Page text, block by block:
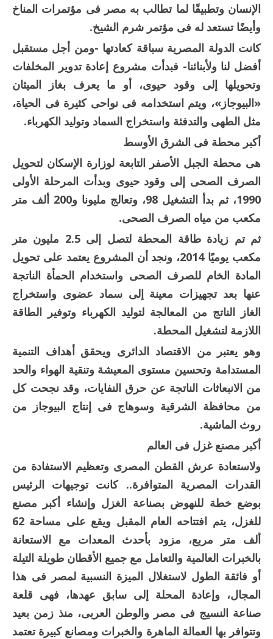
الإنسان وتطبيقًا لما تطالب به مصر فى مؤتمرات المناخ
وأيضًا تستعد له فى مؤتمر شرم الشيخ.
كانت الدولة المصرية سباقة كعادتها -ومن أجل مستقبل
أفضل لنا ولأبنائنا- فبدأت مشروع إعادة تدوير المخلفات
وتحويلها إلى وقود حيوى، أو ما يعرف بغاز الميثان
«البيوجاز»، ويتم استخدامه فى نواحى كثيرة فى الحياة،
مثل الطهى والتدفئة واستخراج السماد وتوليد الكهرباء.
أكبر محطة فى الشرق الأوسط
هى محطة الجبل الأصفر التابعة لوزارة الإسكان لتحويل
الصرف الصحى إلى وقود حيوى وبدأت المرحلة الأولى
1990، ثم بدأ التشغيل 98، وتعالج مليونا و200 ألف متر
مكعب من مياه الصرف الصحى.
ثم تم زيادة طاقة المحطة لتصل إلى 2.5 مليون متر
مكعب يوميًا 2014، ونجد أن المشروع يعتمد على تحويل
المادة الخام للصرف الصحى واستخدام الحمأة الناتجة
عنها بعد تجهيزات معينة إلى سماد عضوى واستخراج
الغاز الناتج من المعالجة لتوليد الكهرباء وتوفير الطاقة
اللازمة لتشغيل المحطة.
وهو يعتبر من الاقتصاد الدائرى ويحقق أهداف التنمية
المستدامة وتحسين مستوى المعيشة وتنقية الهواء والحد
من الانبعاثات الناتجة عن حرق النفايات، وقد نجحت كل
من محافظة الشرقية وسوهاج فى إنتاج البيوجاز من
روث الماشية.
أكبر مصنع غزل فى العالم
ولاستعادة عرش القطن المصرى وتعظيم الاستفادة من
القدرات المصرية المتوافرة.. كانت توجيهات الرئيس
بوضع خطة للنهوض بصناعة الغزل وإنشاء أكبر مصنع
للغزل، يتم افتتاحه العام المقبل ويقع على مساحة 62
ألف متر مربع، مزود بأحدث المعدات مع الاستعانة
بالخبرات العالمية والتعامل مع جميع الأقطان طويلة التيلة
أو فائقة الطول لاستغلال الميزة النسبية لمصر فى هذا
المجال، وإعادة المحلة إلى سابق عهدها، فهى قلعة
صناعة النسيج فى مصر والوطن العربى، منذ زمن بعيد
وتتوافر بها العمالة الماهرة والخبرات ومصانع كبيرة تعتمد